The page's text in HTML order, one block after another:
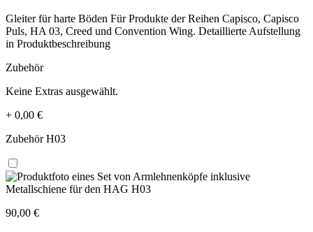
Gleiter für harte Böden Für Produkte der Reihen Capisco, Capisco
Puls, HA 03, Creed und Convention Wing. Detaillierte Aufstellung
in Produktbeschreibung
Zubehör
Keine Extras ausgewählt.
+ 0,00 €
Zubehör H03
90,00 €